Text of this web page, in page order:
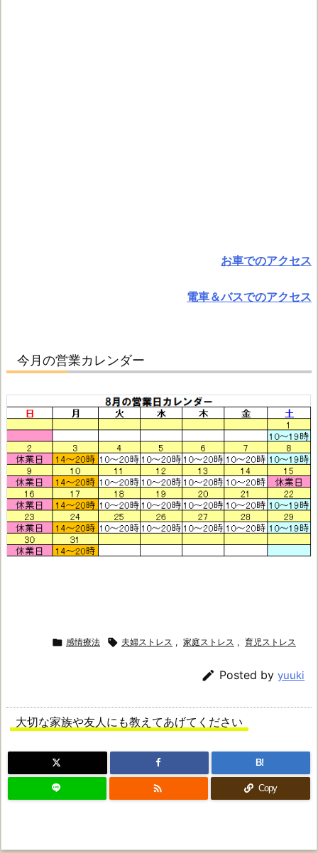
お車でのアクセス
電車＆バスでのアクセス
今月の営業カレンダー
 感情療法  夫婦ストレス , 家庭ストレス , 育児ストレス
 Posted by yuuki
大切な家族や友人にも教えてあげてください
B!
 Copy